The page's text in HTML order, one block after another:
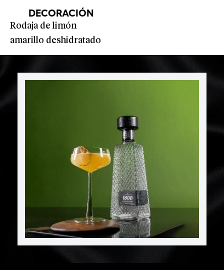
DECORACIÓN
Rodaja de limón
amarillo deshidratado